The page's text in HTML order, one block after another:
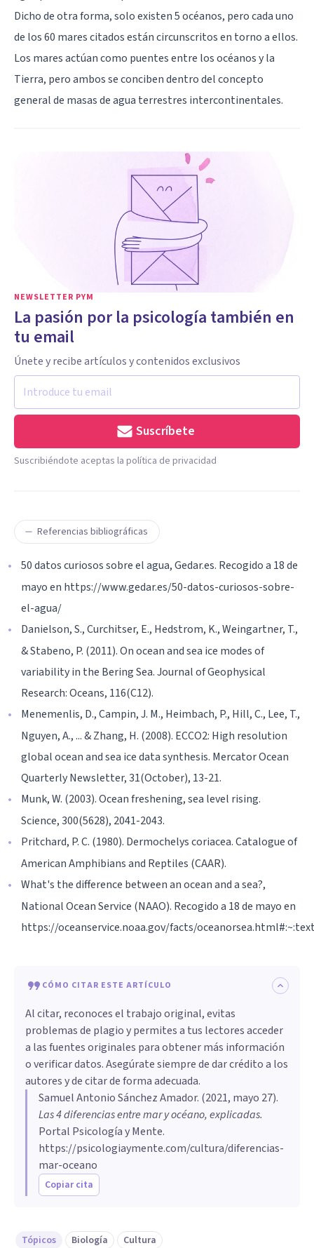
Dicho de otra forma, solo existen 5 océanos, pero cada uno
de los 60 mares citados están circunscritos en torno a ellos.
Los mares actúan como puentes entre los océanos y la
Tierra, pero ambos se conciben dentro del concepto
general de masas de agua terrestres intercontinentales.
NEWSLETTER PYM
La pasión por la psicología también en
tu email
Únete y recibe artículos y contenidos exclusivos
Suscríbete
Suscribiéndote aceptas la política de privacidad
Referencias bibliográficas
50 datos curiosos sobre el agua, Gedar.es. Recogido a 18 de
mayo en https://www.gedar.es/50-datos-curiosos-sobre-
el-agua/
Danielson, S., Curchitser, E., Hedstrom, K., Weingartner, T.,
& Stabeno, P. (2011). On ocean and sea ice modes of
variability in the Bering Sea. Journal of Geophysical
Research: Oceans, 116(C12).
Menemenlis, D., Campin, J. M., Heimbach, P., Hill, C., Lee, T.,
Nguyen, A., ... & Zhang, H. (2008). ECCO2: High resolution
global ocean and sea ice data synthesis. Mercator Ocean
Quarterly Newsletter, 31(October), 13-21.
Munk, W. (2003). Ocean freshening, sea level rising.
Science, 300(5628), 2041-2043.
Pritchard, P. C. (1980). Dermochelys coriacea. Catalogue of
American Amphibians and Reptiles (CAAR).
What's the difference between an ocean and a sea?,
National Ocean Service (NAAO). Recogido a 18 de mayo en
https://oceanservice.noaa.gov/facts/
CÓMO CITAR ESTE ARTÍCULO
Al citar, reconoces el trabajo original, evitas
problemas de plagio y permites a tus lectores acceder
a las fuentes originales para obtener más información
o verificar datos. Asegúrate siempre de dar crédito a los
autores y de citar de forma adecuada.
Samuel Antonio Sánchez Amador. (2021, mayo 27).
Las 4 diferencias entre mar y océano, explicadas.
Portal Psicología y Mente.
https://psicologiaymente.com/cultura/diferencias-
mar-oceano
Copiar cita
Tópicos Biología Cultura